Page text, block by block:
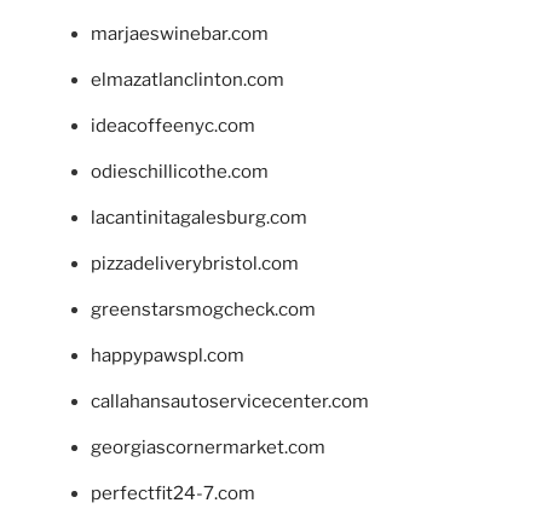
marjaeswinebar.com
elmazatlanclinton.com
ideacoffeenyc.com
odieschillicothe.com
lacantinitagalesburg.com
pizzadeliverybristol.com
greenstarsmogcheck.com
happypawspl.com
callahansautoservicecenter.com
georgiascornermarket.com
perfectfit24-7.com